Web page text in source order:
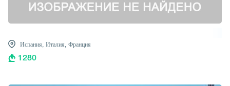
Испания, Италия, Франция
1280